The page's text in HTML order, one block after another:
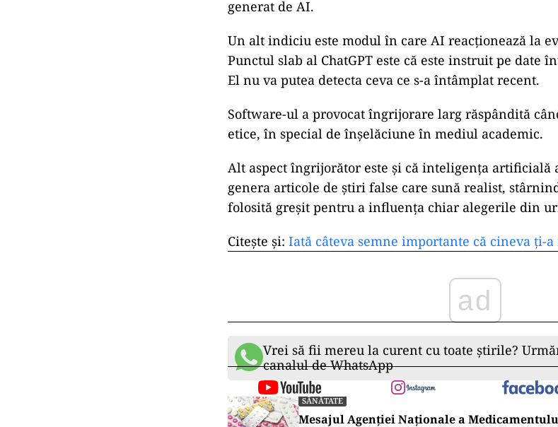
generat de AI.
Un alt indiciu este modul în care AI reacționează la
Punctul slab al ChatGPT este că este instruit pe date
El nu va putea detecta ceva ce s-a întâmplat recent.
Software-ul a provocat îngrijorare larg răspândită
etice, în special de înșelăciune în mediul academic.
Alt aspect îngrijorător este și că inteligența artificială
genera articole de știri false care sună realist,
folosită greșit pentru a influența chiar alegerile din
Citește și: Iată câteva semne importante că cineva ți-
ad
Vrei să fii mereu la curent cu toate știrile?
canalul de WhatsApp
SĂNĂTATE
Mesajul Agenției Naționale a